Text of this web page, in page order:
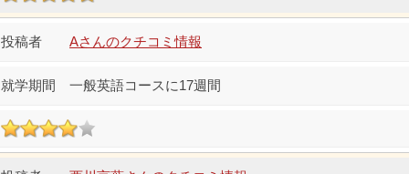
Aさんのクチコミ情報
一般英語コースに17週間